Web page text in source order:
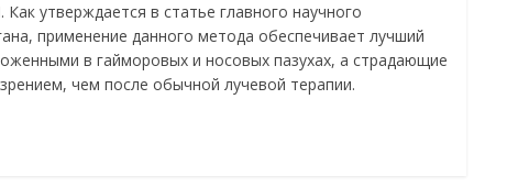
утверждается в статье главного научного
применение данного метода обеспечивает лучший
в гайморовых и носовых пазухах, а страдающие
чем после обычной лучевой терапии.